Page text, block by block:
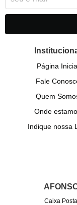
Página
Fale
Quem
Onde
Indique nossa
Caixa